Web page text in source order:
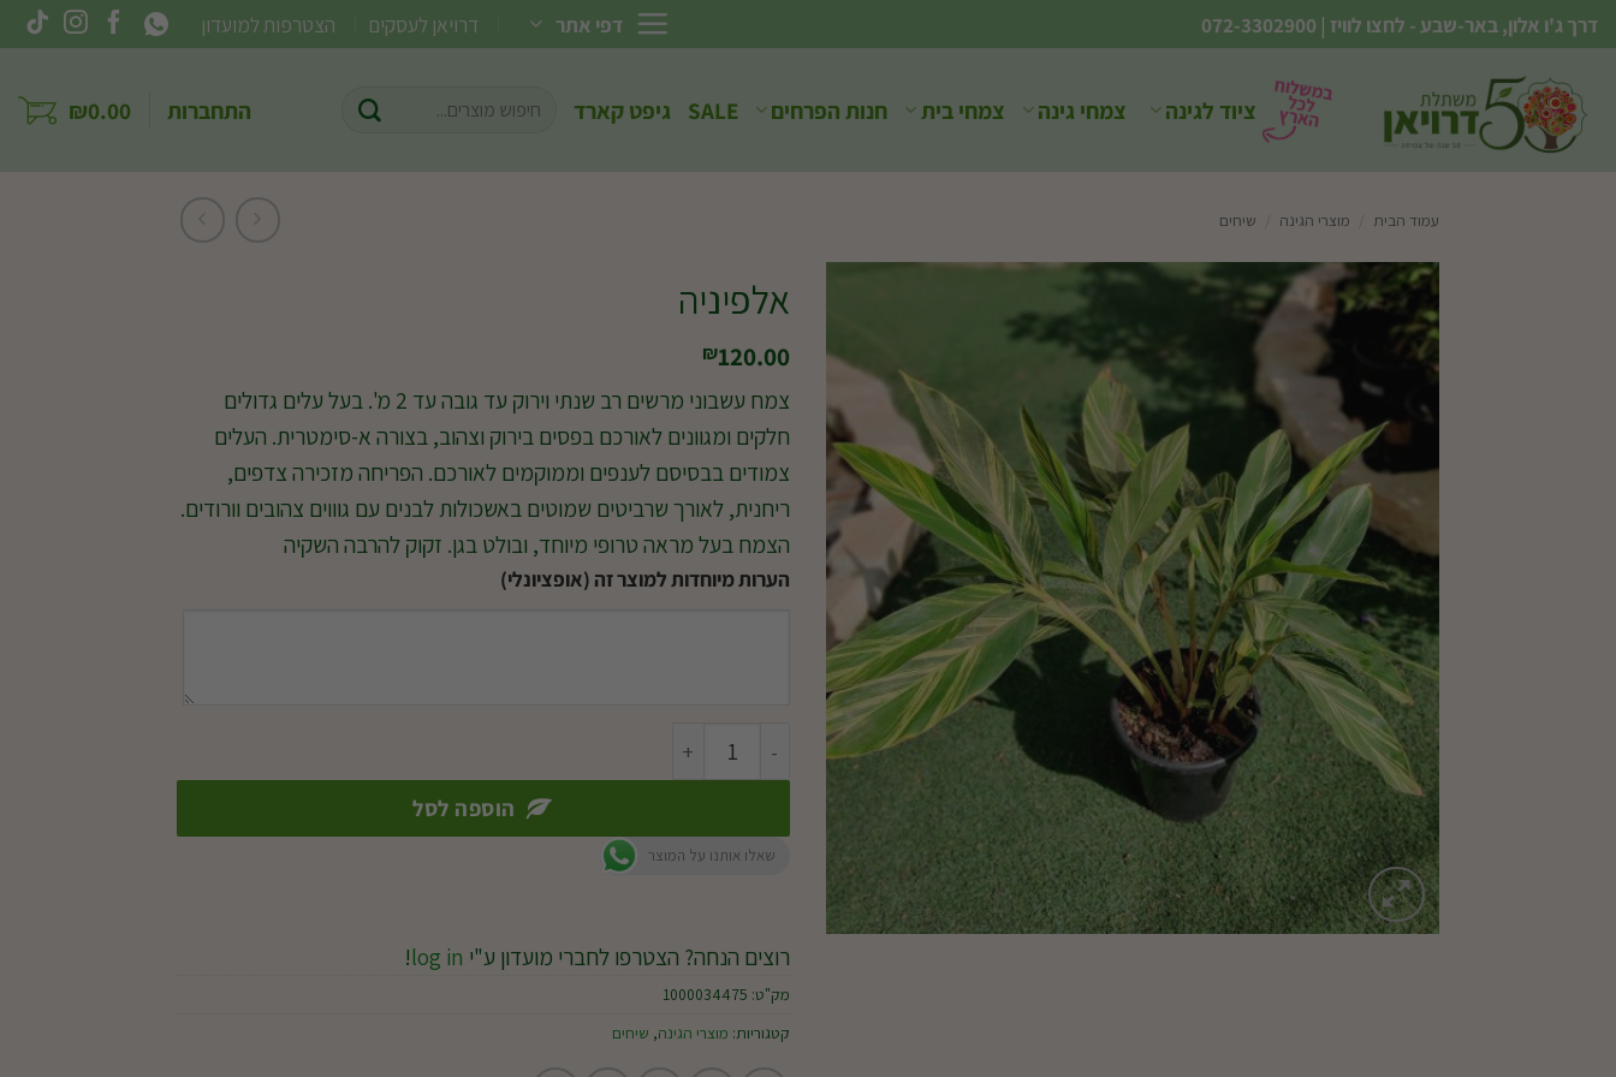
Skip
to
content
דרך ג'ו אלון, באר-שבע - לחצו לוויז |
072-3302900 דפי אתר דרויאן לעסקים הצטרפות למועדון
ציוד לגינה צמחי גינה צמחי בית חנות הפרחים SALE גיפט קארד התחברות ₪0.00
עמוד הבית מוצרי הגינה שיחים
אלפיניה
₪120.00
צמח עשבוני מרשים רב שנתי וירוק עד גובה עד 2 מ'. בעל עלים גדולים
חלקים ומגוונים לאורכם בפסים בירוק וצהוב, בצורה א-סימטרית. העלים
צמודים בבסיסם לענפים וממוקמים לאורכם. הפריחה מזכירה צדפים,
ריחנית, לאורך שרביטים שמוטים באשכולות לבנים עם גוווים צהובים וורודים.
הצמח בעל מראה טרופי מיוחד, ובולט בגן. זקוק להרבה השקיה
הערות מיוחדות למוצר זה (אופציונלי)
כמות של אלפיניה
הוספה לסל
שאלו אותנו על המוצר
רוצים הנחה? הצטרפו לחברי מועדון ע"י log in
!
מק"ט: 1000034475
קטגוריות: מוצרי הגינה, שיחים